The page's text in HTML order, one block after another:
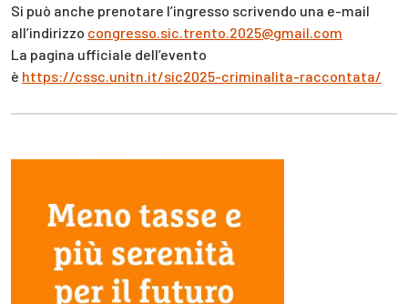
Si può anche prenotare l’ingresso scrivendo una e-mail
all’indirizzo congresso.sic.trento.2025@gmail.com
La pagina ufficiale dell’evento
è https://cssc.unitn.it/sic2025-criminalita-raccontata/